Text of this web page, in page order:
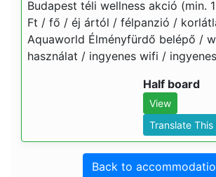
Budapest téli wellness akció (min.
Ft / fő / éj ártól / félpanzió /
Aquaworld Élményfürdő belépő /
használat / ingyenes wifi /
Half board
View
Translate
Back to